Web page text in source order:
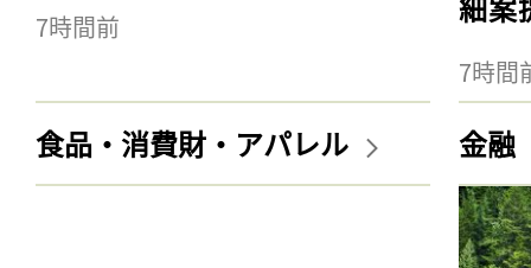
7時間前
7時間
食品・消費財・アパレル 金融